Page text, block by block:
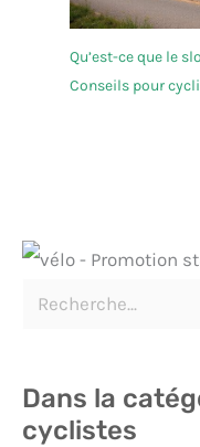
Qu’est-ce que le
Conseils pour
Dans la
cyclistes